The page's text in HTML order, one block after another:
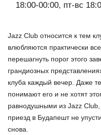
18:00-00:00, пт-вс
Jazz Club относится к тем
влюбляются практически
перешагнуть порог этого
грандиозных
клуба каждый вечер. Даже
понимают его и не хотят
равнодушными из Jazz
приезд в Будапешт не
снова.